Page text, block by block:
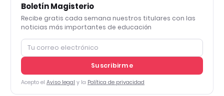
Boletín Magisterio
Recibe gratis cada semana nuestros titulares con las
noticias más importantes de educación
Suscribirme
Acepto el Aviso legal y la Política de privacidad